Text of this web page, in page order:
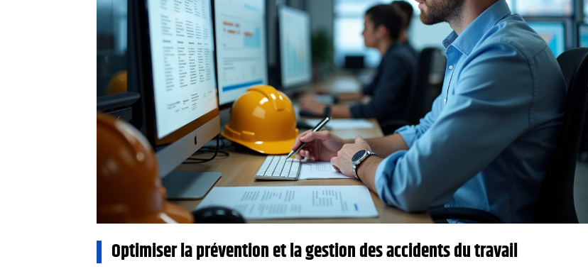
Optimiser la prévention et la gestion des accidents du travail